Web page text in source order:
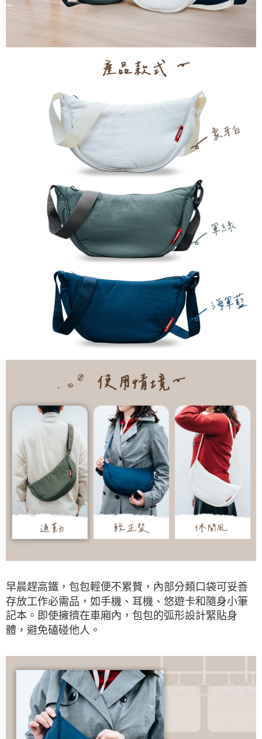
早晨趕高鐵，包包輕便不累贅，內部分類口袋可妥善
存放工作必需品，如手機、耳機、悠遊卡和隨身小筆
記本。即使擁擠在車廂內，包包的弧形設計緊貼身
體，避免磕碰他人。